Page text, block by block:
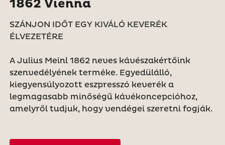
1862 Vienna
SZÁNJON IDŐT EGY KIVÁLÓ KEVERÉK
ÉLVEZETÉRE
A Julius Meinl 1862 neves kávészakértőink
szenvedélyének terméke. Egyedülálló,
kiegyensúlyozott eszpresszó keverék a
legmagasabb minőségű kávékoncepcióhoz,
amelyről tudjuk, hogy vendégei szeretni fogják.